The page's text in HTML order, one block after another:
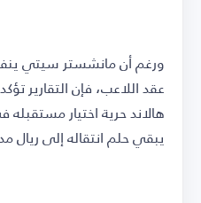
ورغم أن مانشستر سيتي
عقد اللاعب، فإن التقارير
هالاند حرية اختيار
يبقي حلم انتقاله إلى ريال